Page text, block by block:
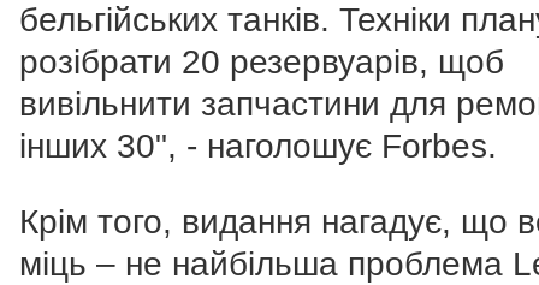
бельгійських танків. Техніки
розібрати 20 резервуарів, щоб
вивільнити запчастини для
інших 30", - наголошує Forbes.
Крім того, видання нагадує, що
міць – не найбільша проблема